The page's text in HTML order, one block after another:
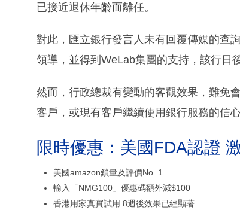
已接近退休年齡而離任。
對此，匯立銀行發言人未有回覆傳媒的查
領導，並得到WeLab集團的支持，該行日
然而，行政總裁有變動的客觀效果，難免
客戶，或現有客戶繼續使用銀行服務的信心
限時優惠：美國FDA認證
美國amazon鎖量及評價No. 1
輸入「NMG100」優惠碼額外減$100
香港用家真實試用 8週後效果已經顯著